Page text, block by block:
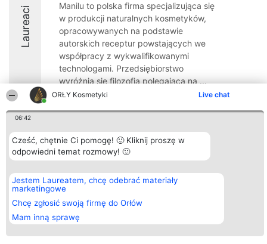
ORŁY Kosmetyki Live chat
06:42
Cześć, chętnie Ci pomogę! 🙂 Kliknij proszę w
odpowiedni temat rozmowy! 🙂
Jestem Laureatem, chcę odebrać materiały
marketingowe
Chcę zgłosić swoją firmę do Orłów
Mam inną sprawę
Laureaci
Manilu to polska firma specjalizująca się
w produkcji naturalnych kosmetyków,
opracowywanych na podstawie
autorskich receptur powstających we
współpracy z wykwalifikowanymi
technologami. Przedsiębiorstwo
wyróżnia się filozofią polegającą na ...
Organizator plebiscytu
Bright Side Solutions sp. z o.
o. sp. k.
ul. Ruska 22
Wrocław 50-079
KRS 0000749100 | Regon
381313360 | NIP 8943132676
+48 508 492 400
Plebiscyt
Laureaci
Lista
wszystkich
Laureatów
Regulamin
Polityka
Blog
List of
Articles